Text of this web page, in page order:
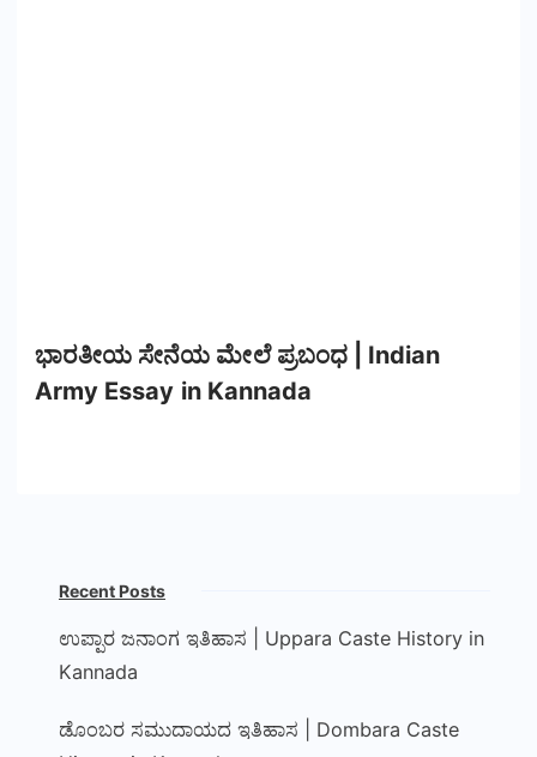
ಭಾರತೀಯ ಸೇನೆಯ ಮೇಲೆ ಪ್ರಬಂಧ | Indian
Army Essay in Kannada
Recent Posts
ಉಪ್ಪಾರ ಜನಾಂಗ ಇತಿಹಾಸ | Uppara Caste History in
Kannada
ಡೊಂಬರ ಸಮುದಾಯದ ಇತಿಹಾಸ | Dombara Caste